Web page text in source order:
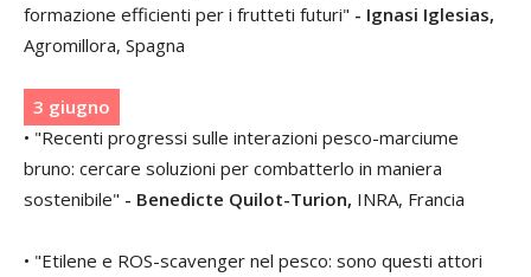
formazione efficienti per i frutteti futuri" - Ignasi Iglesias,
Agromillora, Spagna
3 giugno
• "Recenti progressi sulle interazioni pesco-marciume
bruno: cercare soluzioni per combatterlo in maniera
sostenibile" - Benedicte Quilot-Turion, INRA, Francia
• "Etilene e ROS-scavenger nel pesco: sono questi attori